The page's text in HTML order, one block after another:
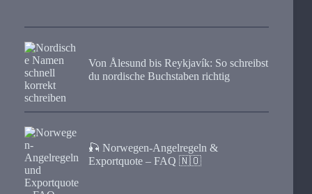
Von Ålesund bis Reykjavík: So schreibst
du nordische Buchstaben richtig
🎣 Norwegen-Angelregeln &
Exportquote – FAQ 🇳🇴